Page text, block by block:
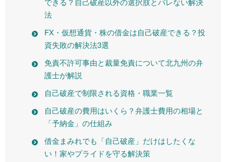
法
FX・仮想通貨・株の借金は自己破産できる？投
資失敗の解決法3選
免責不許可事由と裁量免責について北九州の弁
護士が解説
自己破産で制限される資格・職業一覧
自己破産の費用はいくら？弁護士費用の相場と
「予納金」の仕組み
借金まみれでも「自己破産」だけはしたくな
い！家やプライドを守る解決策